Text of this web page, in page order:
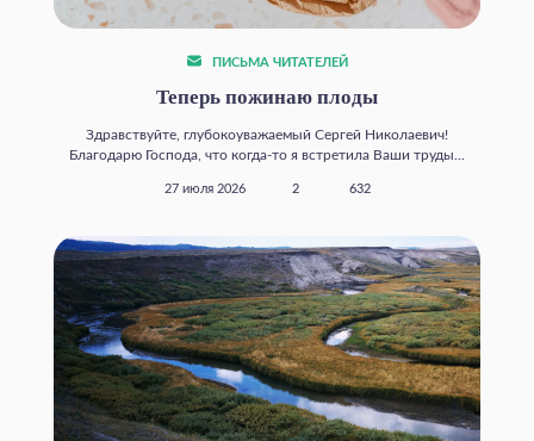
ПИСЬМА ЧИТАТЕЛЕЙ
Теперь пожинаю плоды
Здравствуйте, глубокоуважаемый Сергей Николаевич!
Благодарю Господа, что когда‑то я встретила Ваши труды...
27 июля 2026 2 632